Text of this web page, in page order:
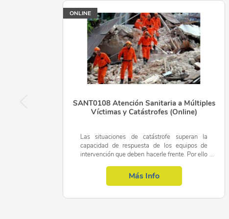
ONLINE
SANT0108 Atención Sanitaria a Múltiples
Víctimas y Catástrofes (Online)
Las situaciones de catástrofe superan la
capacidad de respuesta de los equipos de
intervención que deben hacerle frente. Por ello
después del suceso que...
Más Info